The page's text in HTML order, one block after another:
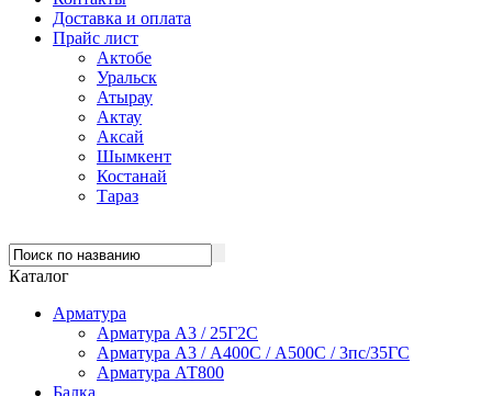
Доставка и оплата
Прайс лист
Актобе
Уральск
Атырау
Актау
Аксай
Шымкент
Костанай
Тараз
Каталог
Арматура
Арматура А3 / 25Г2С
Арматура А3 / А400С / А500С / 3пс/35ГС
Арматура АТ800
Балка